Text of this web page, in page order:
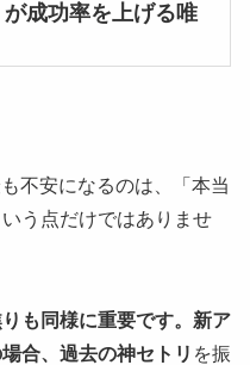
成功率を上げる唯
不安になるのは、「本当
う点だけではありませ
も同様に重要です。新ア
合、過去の神セトリ を振